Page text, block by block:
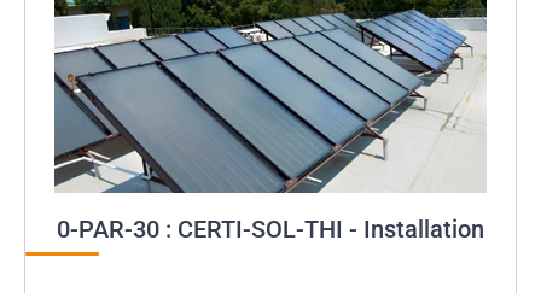
0-PAR-30 : CERTI-SOL-THI - Installation